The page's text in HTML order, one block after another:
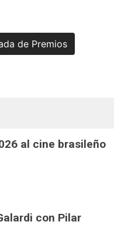
de Premios
al cine brasileño
con Pilar